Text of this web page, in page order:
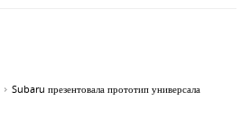
Subaru презентовала прототип универсала